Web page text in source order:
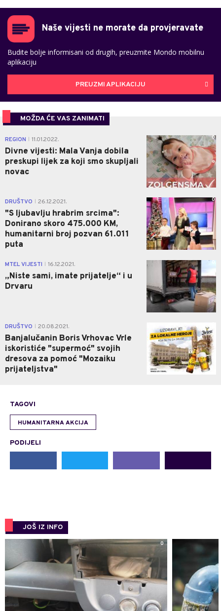
Naše vijesti ne morate da provjeravate
Budite bolje informisani od drugih, preuzmite Mondo mobilnu
aplikaciju
PREUZMI APLIKACIJU
MOŽDA ĆE VAS ZANIMATI
REGION 11.01.2022.
Divne vijesti: Mala Vanja dobila
preskupi lijek za koji smo skupljali
novac
0
DRUŠTVO 26.12.2021.
"S ljubavlju hrabrim srcima":
Donirano skoro 475.000 KM,
humanitarni broj pozvan 61.011
puta
0
MTEL VIJESTI 16.12.2021.
„Niste sami, imate prijatelje“ i u
Drvaru
0
DRUŠTVO 20.08.2021.
Banjalučanin Boris Vrhovac Vrle
iskoristiće "supermoć" svojih
dresova za pomoć "Mozaiku
prijateljstva"
TAGOVI
HUMANITARNA AKCIJA
PODIJELI
JOŠ IZ INFO
0